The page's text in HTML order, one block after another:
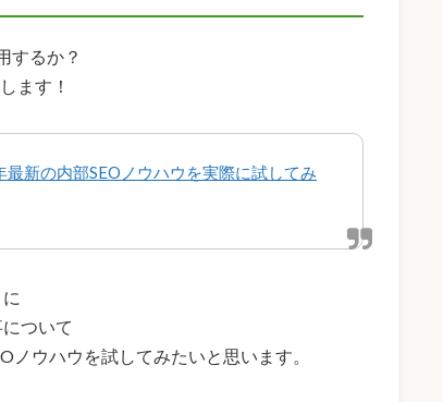
するか？
ます！
新の内部SEOノウハウを実際に試してみ
ついて
ノウハウを試してみたいと思います。